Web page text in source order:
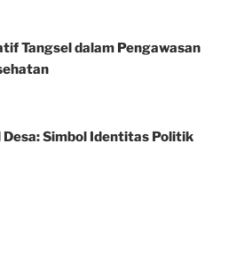
Tangsel dalam Pengawasan
Simbol Identitas Politik